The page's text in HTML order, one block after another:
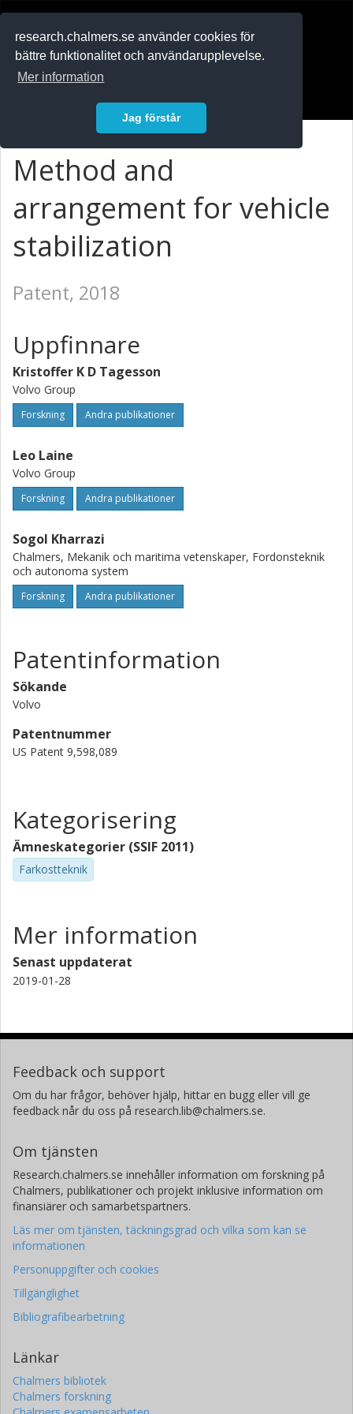
research.chalmers.se använder cookies för
bättre funktionalitet och användarupplevelse.
Mer information
Jag förstår
Method and
arrangement for vehicle
stabilization
Patent, 2018
Uppfinnare
Kristoffer K D Tagesson
Volvo Group
Forskning Andra publikationer
Leo Laine
Volvo Group
Forskning Andra publikationer
Sogol Kharrazi
Chalmers, Mekanik och maritima vetenskaper, Fordonsteknik
och autonoma system
Forskning Andra publikationer
Patentinformation
Sökande
Volvo
Patentnummer
US Patent 9,598,089
Kategorisering
Ämneskategorier (SSIF 2011)
Farkostteknik
Mer information
Senast uppdaterat
2019-01-28
Feedback och support
Om du har frågor, behöver hjälp, hittar en bugg eller vill ge
feedback når du oss på research.lib@chalmers.se.
Om tjänsten
Research.chalmers.se innehåller information om forskning på
Chalmers, publikationer och projekt inklusive information om
finansiärer och samarbetspartners.
Läs mer om tjänsten, täckningsgrad och vilka som kan se
informationen
Personuppgifter och cookies
Tillgänglighet
Bibliografibearbetning
Länkar
Chalmers bibliotek
Chalmers forskning